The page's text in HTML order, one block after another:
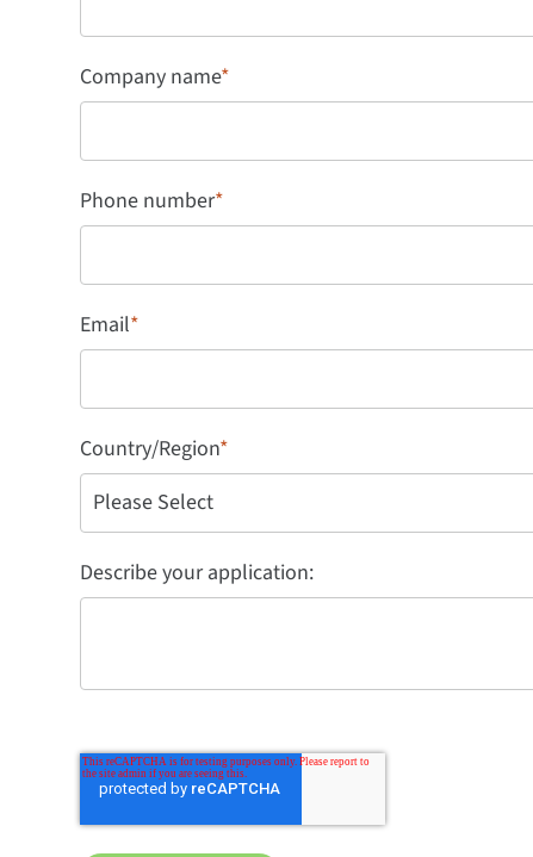
Company name*
Phone number*
Email*
Country/Region*
Describe your application: